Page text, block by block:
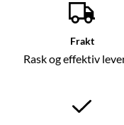
Frakt
Rask og effektiv